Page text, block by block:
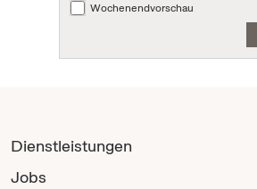
Wochenendvorschau
Dienstleistungen
Jobs